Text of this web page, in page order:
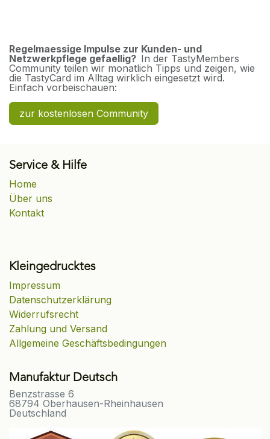
Regelmaessige Impulse zur Kunden- und
Netzwerkpflege gefaellig? In der TastyMembers
Community teilen wir monatlich Tipps und zeigen, wie
die TastyCard im Alltag wirklich eingesetzt wird.
Einfach vorbeischauen:
zur kostenlosen Community
Service & Hilfe
Home
Über uns
Kontakt
Kleingedrucktes
Impressum
Datenschutzerklärung
Widerrufsrecht
Zahlung und Versand
Allgemeine Geschäftsbedingungen
Manufaktur Deutsch
Benzstrasse 6
68794 Oberhausen-Rheinhausen
Deutschland